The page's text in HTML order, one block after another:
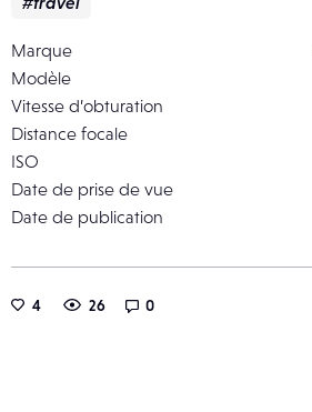
Marque
Modèle
Vitesse d’obturation
Distance focale
ISO
Date de prise de vue
Date de publication
4 26 0